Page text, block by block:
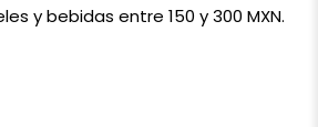
y bebidas entre 150 y 300 MXN.